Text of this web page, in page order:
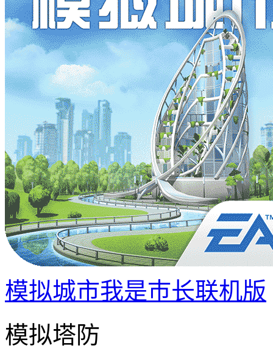
模拟城市我是巿长联机版
模拟塔防